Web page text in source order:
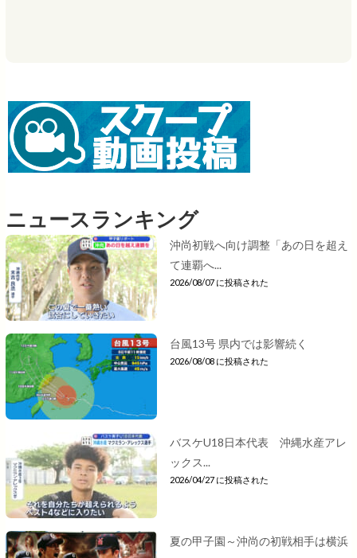
ニュースランキング
沖尚初戦へ向け調整「あの日を超え
て連覇へ...
2026/08/07 に投稿された
台風13号 県内では影響続く
2026/08/08 に投稿された
バスケU18日本代表 沖縄水産アレ
ックス...
2026/04/27 に投稿された
夏の甲子園～沖尚の初戦相手は横浜